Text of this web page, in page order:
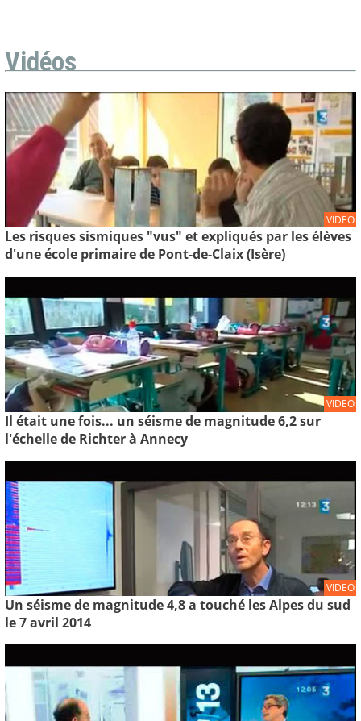
Vidéos
VIDEO
Les risques sismiques "vus" et expliqués par les élèves
d'une école primaire de Pont-de-Claix (Isère)
VIDEO
Il était une fois... un séisme de magnitude 6,2 sur
l'échelle de Richter à Annecy
VIDEO
Un séisme de magnitude 4,8 a touché les Alpes du sud
le 7 avril 2014